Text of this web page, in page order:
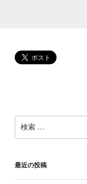
駐
車
況
検
索:
最近の投稿